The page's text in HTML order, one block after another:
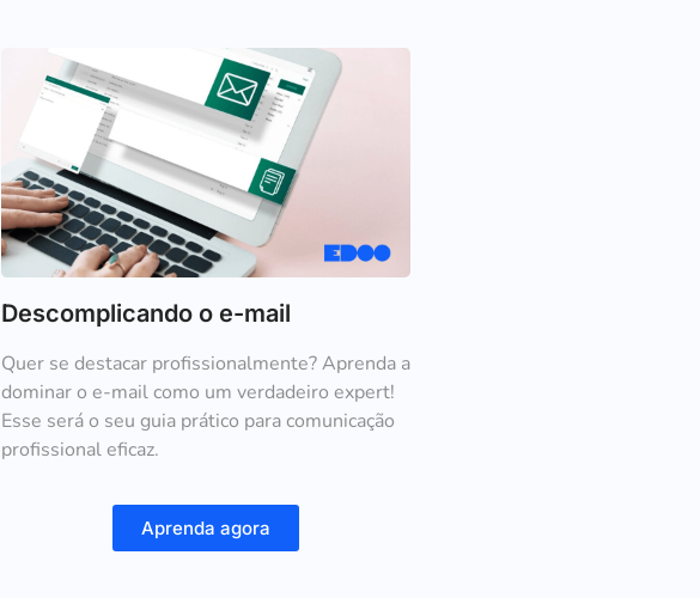
Descomplicando o e-mail
Quer se destacar profissionalmente? Aprenda a
dominar o e-mail como um verdadeiro expert!
Esse será o seu guia prático para comunicação
profissional eficaz.
Aprenda agora